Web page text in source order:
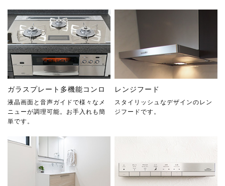
ガラスプレート多機能コンロ
液晶画面と音声ガイドで様々なメ
ニューが調理可能。お手入れも簡
単です。
レンジフード
スタイリッシュなデザインのレン
ジフードです。